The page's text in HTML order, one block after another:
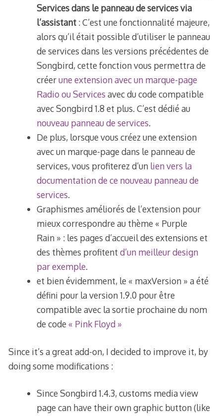
Services dans le panneau de services via
l’assistant : C’est une fonctionnalité majeure,
alors qu’il était possible d’utiliser le panneau
de services dans les versions précédentes de
Songbird, cette fonction vous permettra de
créerune extension avec un marque-page
Radio ou Services avec du code compatible
avec Songbird 1.8 et plus. C’est dédié au
nouveau panneau de services.
De plus, lorsque vous créez une extension
avec un marque-page dans le panneau de
services, vous profiterez d’un lien vers la
documentation de ce nouveau panneau de
services.
Graphismes améliorés de l’extension pour
mieux correspondre au thème « Purple
Rain » : les pages d’accueil des extensions et
des thèmes profitentd’un meilleur design
par exemple.
et bien évidemment, le « maxVersion » a été
défini pour la version 1.9.0 pour être
compatible avec la sortie prochaine du nom
de code « Pink Floyd »
Since it’s a great add-on, I decided to improve it, by
doing some modifications :
Since Songbird 1.4.3, customs media view
page can have their own graphic button (like